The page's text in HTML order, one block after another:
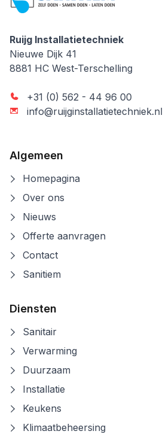
Ruijg Installatietechniek
Ruijg Installatietechniek
Nieuwe Dijk 41
8881 HC West-Terschelling
+31 (0) 562 - 44 96 00
info@ruijginstallatietechniek.nl
Algemeen
Homepagina
Over ons
Nieuws
Offerte aanvragen
Contact
Sanitiem
Diensten
Sanitair
Verwarming
Duurzaam
Installatie
Keukens
Klimaatbeheersing